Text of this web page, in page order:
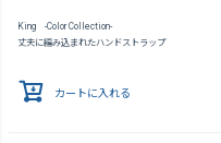
King -Color Collection-
丈夫に編み込まれたハンドストラップ
カートに入れる